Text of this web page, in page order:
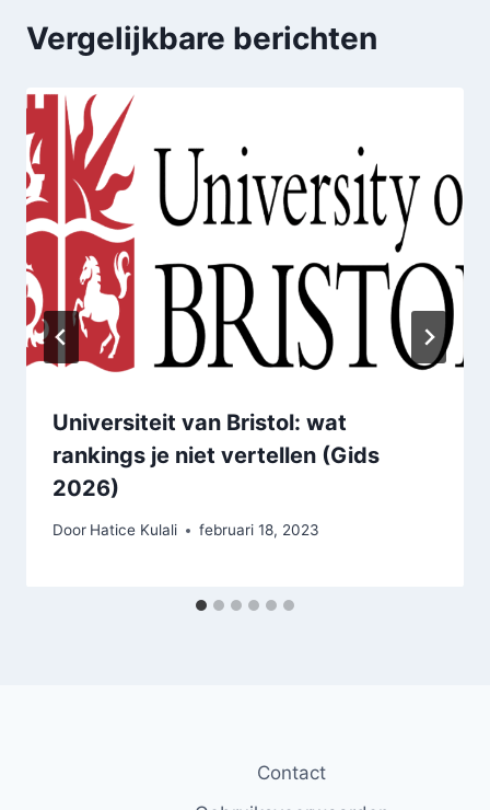
Vergelijkbare berichten
Universiteit van Bristol: wat
rankings je niet vertellen (Gids
2026)
Door Hatice Kulali februari 18, 2023
Contact